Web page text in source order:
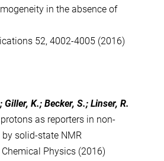
in the absence of
52, 4002-4005 (2016)
Giller, K.; Becker, S.; Linser, R.
as reporters in non-
solid-state NMR
Physics (2016)